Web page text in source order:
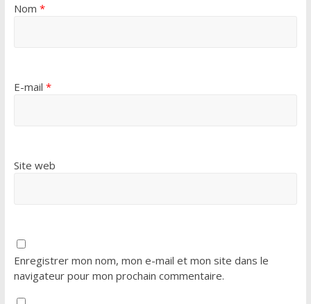
Nom *
E-mail *
Site web
Enregistrer mon nom, mon e-mail et mon site dans le
navigateur pour mon prochain commentaire.